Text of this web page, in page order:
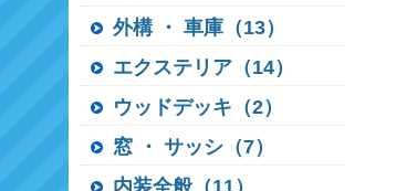
外構 ・ 車庫（13）
エクステリア（14）
ウッドデッキ（2）
窓 ・ サッシ（7）
内装全般（11）